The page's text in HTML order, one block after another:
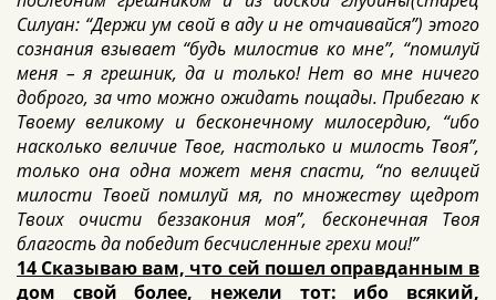
Силуан: “Держи ум свой в аду и не отчаивайся”) этого
сознания взывает “будь милостив ко мне”, “помилуй
меня – я грешник, да и только! Нет во мне ничего
доброго, за что можно ожидать пощады. Прибегаю к
Твоему великому и бесконечному милосердию, “ибо
насколько величие Твое, настолько и милость Твоя”,
только она одна может меня спасти, “по велицей
милости Твоей помилуй мя, по множеству щедрот
Твоих очисти беззакония моя”, бесконечная Твоя
благость да победит бесчисленные грехи мои!”
14 Сказываю вам, что сей пошел оправданным в
дом свой более, нежели тот: ибо всякий,